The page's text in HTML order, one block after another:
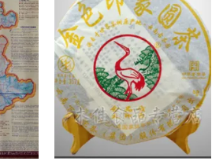
Add to
Wishlist
Add to
Wishlist